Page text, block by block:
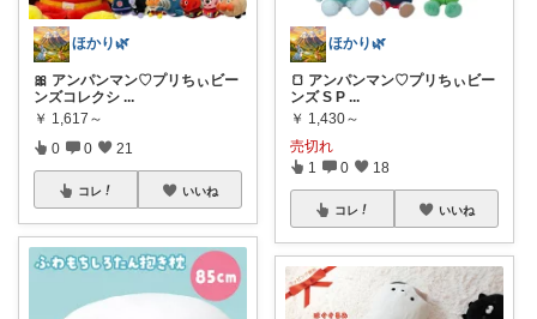
ほかり🌿
🎀 アンパンマン♡プリちぃビー
ンズコレクシ ...
￥ 1,617～
0 0 21
コレ いいね
ほかり🌿
🍞 アンパンマン♡プリちぃビー
ンズ S P ...
￥ 1,430～
売切れ
1 0 18
コレ いいね